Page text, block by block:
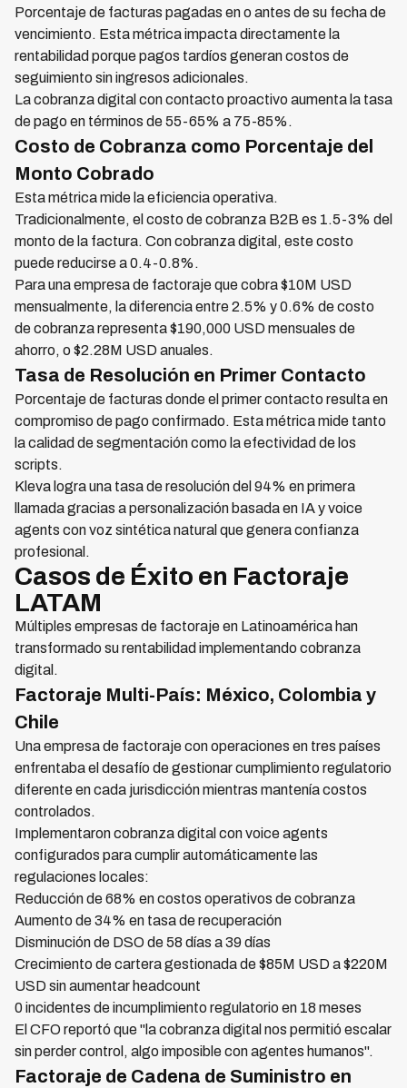
Porcentaje de facturas pagadas en o antes de su fecha de
vencimiento. Esta métrica impacta directamente la
rentabilidad porque pagos tardíos generan costos de
seguimiento sin ingresos adicionales.
La cobranza digital con contacto proactivo aumenta la tasa
de pago en términos de 55-65% a 75-85%.
Costo de Cobranza como Porcentaje del
Monto Cobrado
Esta métrica mide la eficiencia operativa.
Tradicionalmente, el costo de cobranza B2B es 1.5-3% del
monto de la factura. Con cobranza digital, este costo
puede reducirse a 0.4-0.8%.
Para una empresa de factoraje que cobra $10M USD
mensualmente, la diferencia entre 2.5% y 0.6% de costo
de cobranza representa $190,000 USD mensuales de
ahorro, o $2.28M USD anuales.
Tasa de Resolución en Primer Contacto
Porcentaje de facturas donde el primer contacto resulta en
compromiso de pago confirmado. Esta métrica mide tanto
la calidad de segmentación como la efectividad de los
scripts.
Kleva logra una tasa de resolución del 94% en primera
llamada gracias a personalización basada en IA y voice
agents con voz sintética natural que genera confianza
profesional.
Casos de Éxito en Factoraje
LATAM
Múltiples empresas de factoraje en Latinoamérica han
transformado su rentabilidad implementando cobranza
digital.
Factoraje Multi-País: México, Colombia y
Chile
Una empresa de factoraje con operaciones en tres países
enfrentaba el desafío de gestionar cumplimiento regulatorio
diferente en cada jurisdicción mientras mantenía costos
controlados.
Implementaron cobranza digital con voice agents
configurados para cumplir automáticamente las
regulaciones locales:
Reducción de 68% en costos operativos de cobranza
Aumento de 34% en tasa de recuperación
Disminución de DSO de 58 días a 39 días
Crecimiento de cartera gestionada de $85M USD a $220M
USD sin aumentar headcount
0 incidentes de incumplimiento regulatorio en 18 meses
El CFO reportó que "la cobranza digital nos permitió escalar
sin perder control, algo imposible con agentes humanos".
Factoraje de Cadena de Suministro en